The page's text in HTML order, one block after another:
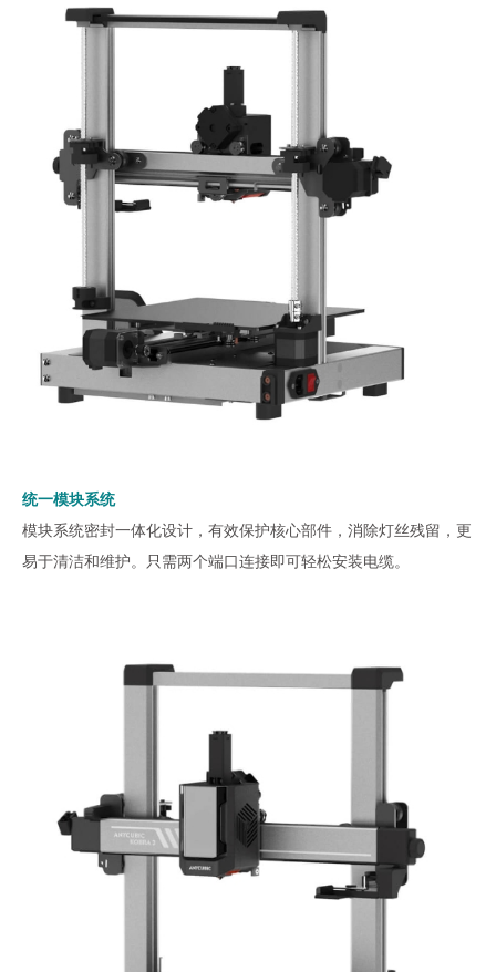
统一模块系统
模块系统密封一体化设计，有效保护核心部件，消除灯丝残留，更
易于清洁和维护。只需两个端口连接即可轻松安装电缆。